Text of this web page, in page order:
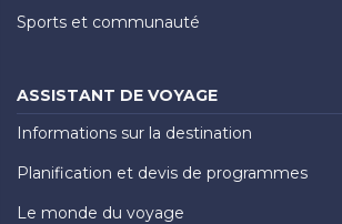
Sports et communauté
ASSISTANT DE VOYAGE
Informations sur la destination
Planification et devis de programmes
Le monde du voyage